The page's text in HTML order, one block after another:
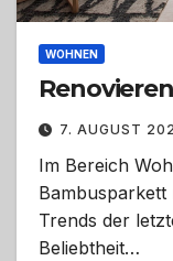
WOHNEN
7. AUGUST
Im Bereich
Bambusparkett
Trends der
Beliebtheit…